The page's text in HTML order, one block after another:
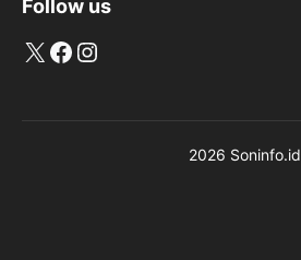
Follow us
X Facebook
Instagram
2026 Soninfo.id